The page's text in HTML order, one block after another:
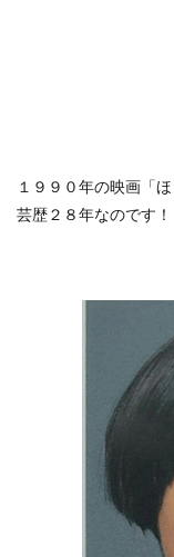
１９９０年の映画「
芸歴２８年なのです！